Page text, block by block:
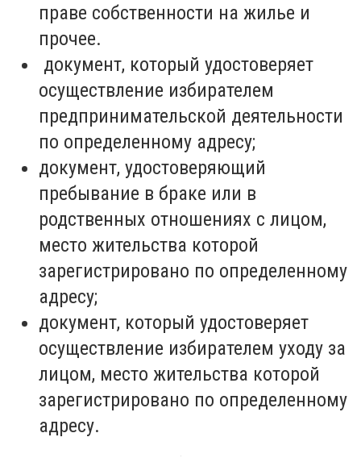
праве собственности на жилье и
прочее.
документ, который удостоверяет
осуществление избирателем
предпринимательской деятельности
по определенному адресу;
документ, удостоверяющий
пребывание в браке или в
родственных отношениях с лицом,
место жительства которой
зарегистрировано по определенному
адресу;
документ, который удостоверяет
осуществление избирателем уходу за
лицом, место жительства которой
зарегистрировано по определенному
адресу.